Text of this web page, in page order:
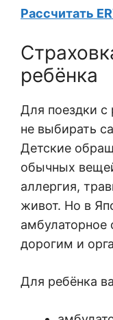
Рассчитать
ребёнка
Для поездки
не выбирать
Детские
обычных
аллергия,
живот. Но в
дорогим и
Для ребёнка